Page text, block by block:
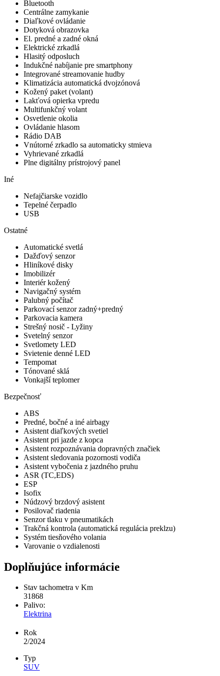
Bluetooth
Centrálne zamykanie
Diaľkové ovládanie
Dotyková obrazovka
El. predné a zadné okná
Elektrické zrkadlá
Hlasitý odposluch
Indukčné nabíjanie pre smartphony
Integrované streamovanie hudby
Klimatizácia automatická dvojzónová
Kožený paket (volant)
Lakťová opierka vpredu
Multifunkčný volant
Osvetlenie okolia
Ovládanie hlasom
Rádio DAB
Vnútorné zrkadlo sa automaticky stmieva
Vyhrievané zrkadlá
Plne digitálny prístrojový panel
Iné
Nefajčiarske vozidlo
Tepelné čerpadlo
USB
Ostatné
Automatické svetlá
Dažďový senzor
Hliníkové disky
Imobilizér
Interiér kožený
Navigačný systém
Palubný počítač
Parkovací senzor zadný+predný
Parkovacia kamera
Strešný nosič - Lyžiny
Svetelný senzor
Svetlomety LED
Svietenie denné LED
Tempomat
Tónované sklá
Vonkajší teplomer
Bezpečnosť
ABS
Predné, bočné a iné airbagy
Asistent diaľkových svetiel
Asistent pri jazde z kopca
Asistent rozpoznávania dopravných značiek
Asistent sledovania pozornosti vodiča
Asistent vybočenia z jazdného pruhu
ASR (TC,EDS)
ESP
Isofix
Núdzový brzdový asistent
Posilovač riadenia
Senzor tlaku v pneumatikách
Trakčná kontrola (automatická regulácia preklzu)
Systém tiesňového volania
Varovanie o vzdialenosti
Doplňujúce informácie
Stav tachometra v Km
31868
Palivo:
Elektrina
Rok
2/2024
Typ
SUV